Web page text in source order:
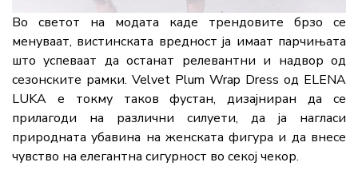
Во светот на модата каде трендовите брзо се
менуваат, вистинската вредност ја имаат парчињата
што успеваат да останат релевантни и надвор од
сезонските рамки. Velvet Plum Wrap Dress од ELENA
LUKA е токму таков фустан, дизајниран да се
прилагоди на различни силуети, да ја нагласи
природната убавина на женската фигура и да внесе
чувство на елегантна сигурност во секој чекор.